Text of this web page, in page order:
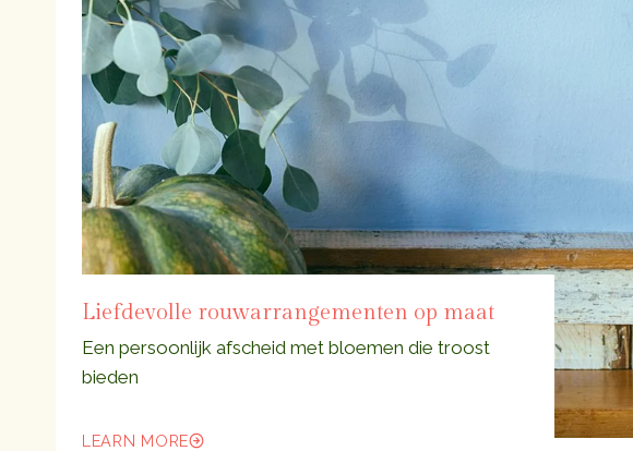
Liefdevolle rouwarrangementen op maat
Een persoonlijk afscheid met bloemen die troost
bieden
LEARN MORE